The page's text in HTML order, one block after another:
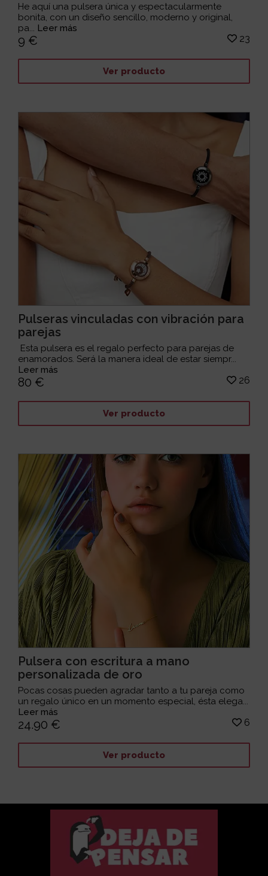
He aquí una pulsera única y espectacularmente
bonita, con un diseño sencillo, moderno y original,
pa... Leer más
9 € 23
Ver producto
Pulseras vinculadas con vibración para
parejas
Esta pulsera es el regalo perfecto para parejas de
enamorados. Será la manera ideal de estar siempr...
Leer más
80 € 26
Ver producto
Pulsera con escritura a mano
personalizada de oro
Pocas cosas pueden agradar tanto a tu pareja como
un regalo único en un momento especial, ésta elega...
Leer más
24.90 € 6
Ver producto